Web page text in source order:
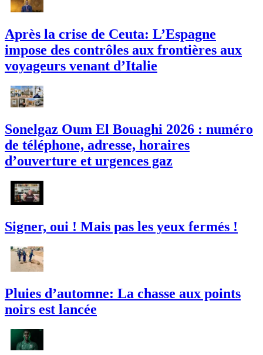
Après la crise de Ceuta: L’Espagne
impose des contrôles aux frontières aux
voyageurs venant d’Italie
Sonelgaz Oum El Bouaghi 2026 : numéro
de téléphone, adresse, horaires
d’ouverture et urgences gaz
Signer, oui ! Mais pas les yeux fermés !
Pluies d’automne: La chasse aux points
noirs est lancée